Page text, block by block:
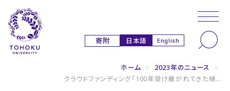
寄附 日本語 English
ホーム > 2023年のニュース
>
クラウドファンディング「100年受け継がれてきた植...